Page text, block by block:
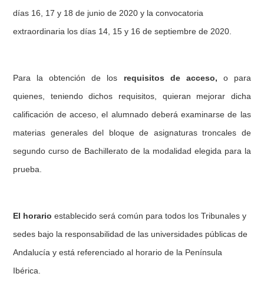
días 16, 17 y 18 de junio de 2020 y la convocatoria
extraordinaria los días 14, 15 y 16 de septiembre de 2020.
Para la obtención de los requisitos de acceso, o para
quienes, teniendo dichos requisitos, quieran mejorar dicha
calificación de acceso, el alumnado deberá examinarse de las
materias generales del bloque de asignaturas troncales de
segundo curso de Bachillerato de la modalidad elegida para la
prueba.
El horario establecido será común para todos los Tribunales y
sedes bajo la responsabilidad de las universidades públicas de
Andalucía y está referenciado al horario de la Península
Ibérica.